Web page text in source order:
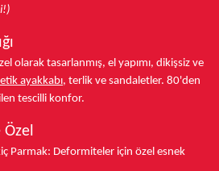
olarak tasarlanmış, el yapımı, dikişsiz ve
ayakkabı, terlik ve sandaletler. 80'den
tescilli konfor.
Parmak: Deformiteler için özel esnek